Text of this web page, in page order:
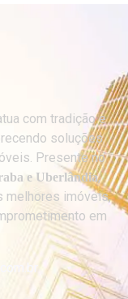
com tradição e
soluções
Presente no
e Uberlândia,
melhores imóveis,
em